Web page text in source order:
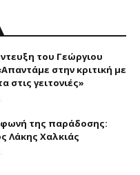
του Γεώργιου
στην κριτική με
γειτονιές»
φωνή της παράδοσης:
Λάκης Xαλκιάς